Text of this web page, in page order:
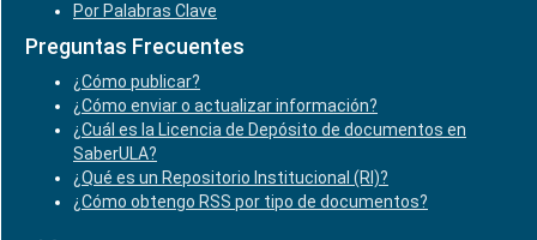
Por Palabras Clave
Preguntas Frecuentes
¿Cómo publicar?
¿Cómo enviar o actualizar información?
¿Cuál es la Licencia de Depósito de documentos en
SaberULA?
¿Qué es un Repositorio Institucional (RI)?
¿Cómo obtengo RSS por tipo de documentos?